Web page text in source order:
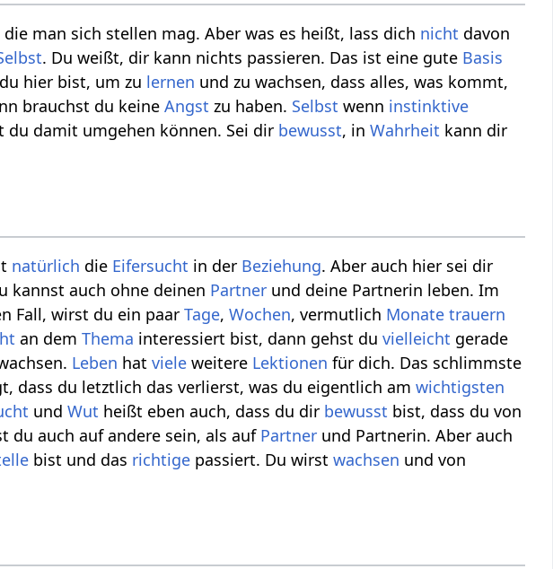
die man sich stellen mag. Aber was es heißt, lass dich nicht davon
. Du weißt, dir kann nichts passieren. Das ist eine gute Basis
hier bist, um zu lernen und zu wachsen, dass alles, was kommt,
brauchst du keineAngst zu haben. Selbst wenn instinktive
damit umgehen können. Sei dir bewusst, inWahrheit kann dir
natürlich die Eifersucht in der Beziehung. Aber auch hier sei dir
kannst auch ohne deinen Partner und deine Partnerin leben. Im
Fall, wirst du ein paarTage,Wochen, vermutlich Monate trauern
an demThema interessiert bist, dann gehst duvielleicht gerade
Leben hatviele weitere Lektionen für dich. Das schlimmste
dass du letztlich das verlierst, was du eigentlich amwichtigsten
undWut heißt eben auch, dass du dir bewusst bist, dass du von
du auch auf andere sein, als auf Partner und Partnerin. Aber auch
bist und das richtige passiert. Du wirstwachsen und von